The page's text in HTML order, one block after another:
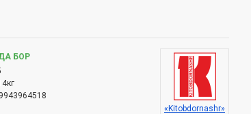
БОР
«Kitobdornashr»